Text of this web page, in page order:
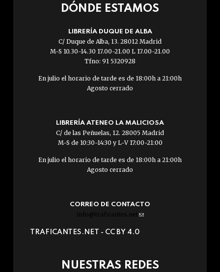
DÓNDE ESTAMOS
LIBRERÍA DUQUE DE ALBA
C/ Duque de Alba, 13. 28012 Madrid
M-S 10.30-14.30 17.00-21.00 L 17.00-21.00
Tfno: 91 5320928
En julio el horario de tarde es de 18:00h a 21:00h
Agosto cerrado
LIBRERÍA ATENEO LA MALICIOSA
C/ de las Peñuelas, 12. 28005 Madrid
M-S de 10:30-14:30 y L-V 17:00-21:00
En julio el horario de tarde es de 18:00h a 21:00h
Agosto cerrado
CORREO DE CONTACTO
info@traficantes.net (link
e-
TRAFICANTES.NET - CC BY 4.0
NUESTRAS REDES